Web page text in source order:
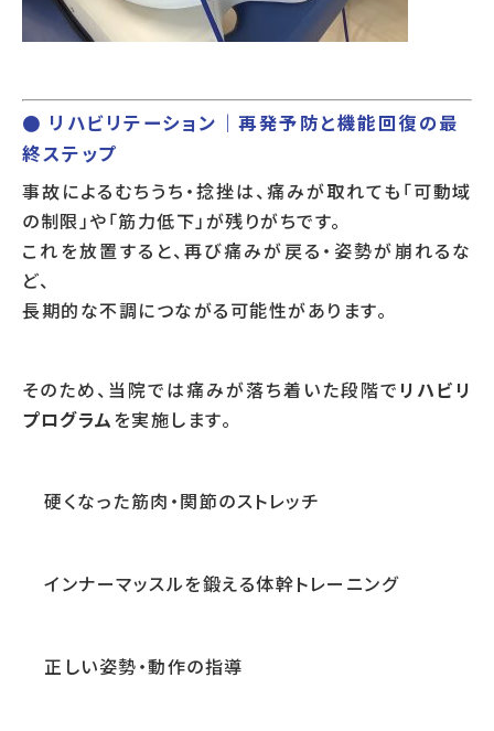
● リハビリテーション｜再発予防と機能回復の最
終ステップ
事故によるむちうち・捻挫は、痛みが取れても「可動域
の制限」や「筋力低下」が残りがちです。
これを放置すると、再び痛みが戻る・姿勢が崩れるな
ど、
長期的な不調につながる可能性があります。
そのため、当院では痛みが落ち着いた段階で リハビリ
プログラムを実施します。
硬くなった筋肉・関節のストレッチ
インナーマッスルを鍛える体幹トレーニング
正しい姿勢・動作の指導